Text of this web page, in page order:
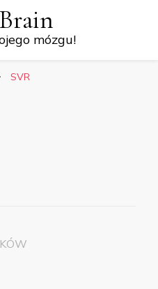
mózgu!
SVR